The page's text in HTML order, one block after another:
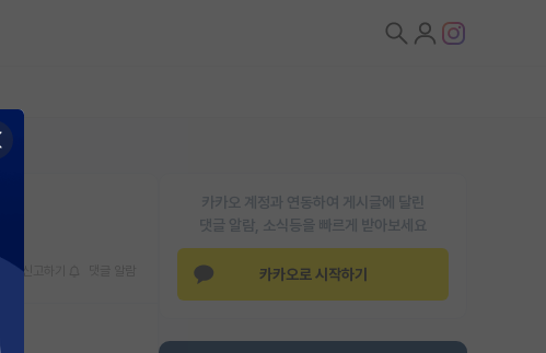
카카오 계정과 연동하여 게시글에 달린
댓글 알람, 소식등을 빠르게 받아보세요
카카오로 시작하기
신고하기